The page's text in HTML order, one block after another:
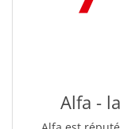
Alfa -